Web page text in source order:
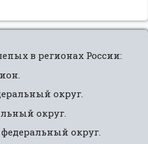
в регионах России:
округ.
округ.
округ.